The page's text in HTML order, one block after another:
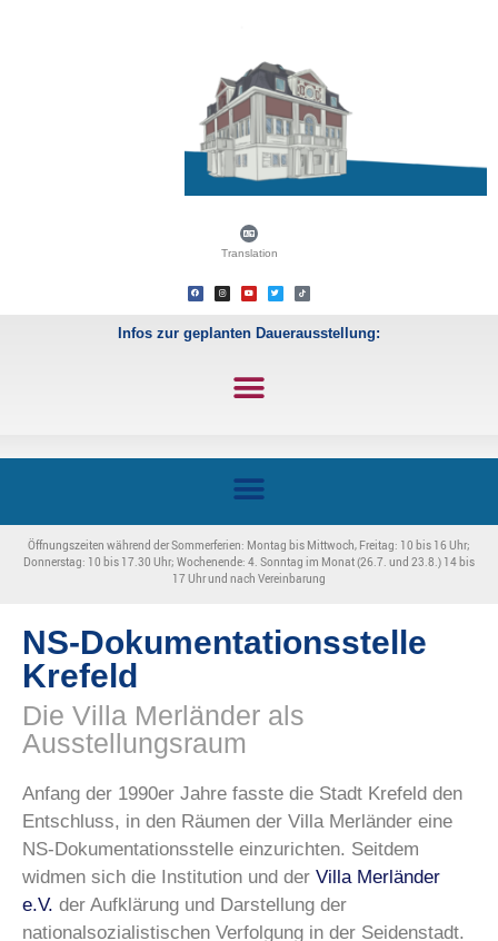
Translation
Infos zur geplanten Dauerausstellung:
Öffnungszeiten während der Sommerferien: Montag bis Mittwoch, Freitag: 10 bis 16 Uhr;
Donnerstag: 10 bis 17.30 Uhr; Wochenende: 4. Sonntag im Monat (26.7. und 23.8.) 14 bis
17 Uhr und nach Vereinbarung
NS-Dokumentationsstelle
Krefeld
Die Villa Merländer als
Ausstellungsraum
Anfang der 1990er Jahre fasste die Stadt Krefeld den
Entschluss, in den Räumen der Villa Merländer eine
NS-Dokumentationsstelle einzurichten. Seitdem
widmen sich die Institution und der Villa Merländer
e.V. der Aufklärung und Darstellung der
nationalsozialistischen Verfolgung in der Seidenstadt.